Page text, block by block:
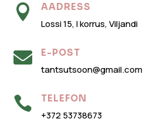
 AADRESS
Lossi 15, I korrus, Viljandi
 E-POST
tantsutsoon@gmail.com
 TELEFON
+372 53738673